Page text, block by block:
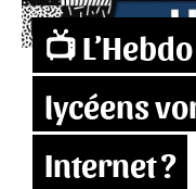
📺
lycéens
Internet ?